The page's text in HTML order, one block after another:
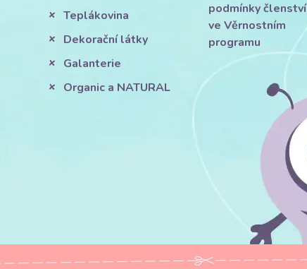
Teplákovina
Dekorační látky
Galanterie
Organic a NATURAL
podmínky členství
ve Věrnostním
programu